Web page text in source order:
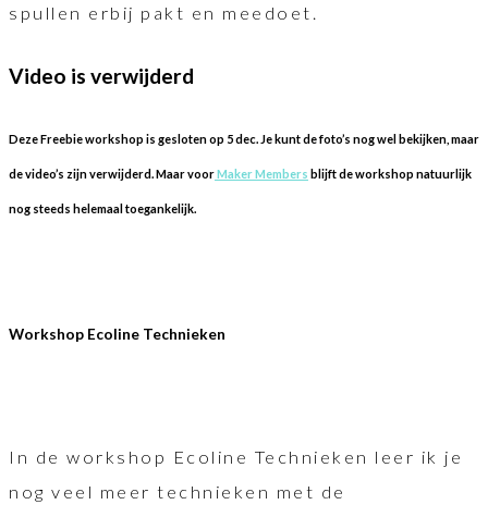
spullen erbij pakt en meedoet.
Video is verwijderd
Deze Freebie workshop is gesloten op 5 dec. Je kunt de foto’s nog wel bekijken, maar
de video’s zijn verwijderd. Maar voorMaker Members blijft de workshop natuurlijk
nog steeds helemaal toegankelijk.
Workshop Ecoline Technieken
In de workshop Ecoline Technieken leer ik je
nog veel meer technieken met de